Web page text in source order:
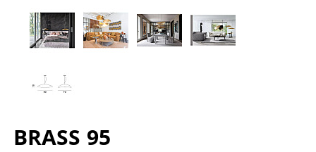
BRASS 95